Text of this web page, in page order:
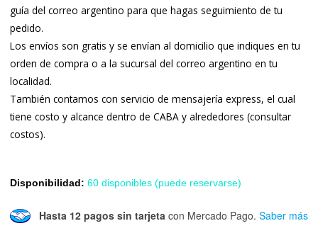
guía del correo argentino para que hagas seguimiento de tu
pedido.
Los envíos son gratis y se envían al domicilio que indiques en tu
orden de compra o a la sucursal del correo argentino en tu
localidad.
También contamos con servicio de mensajería express, el cual
tiene costo y alcance dentro de CABA y alrededores (consultar
costos).
Disponibilidad: 60 disponibles (puede reservarse)
Hasta 12 pagos sin tarjetacon Mercado Pago. Saber más
V9
Gold